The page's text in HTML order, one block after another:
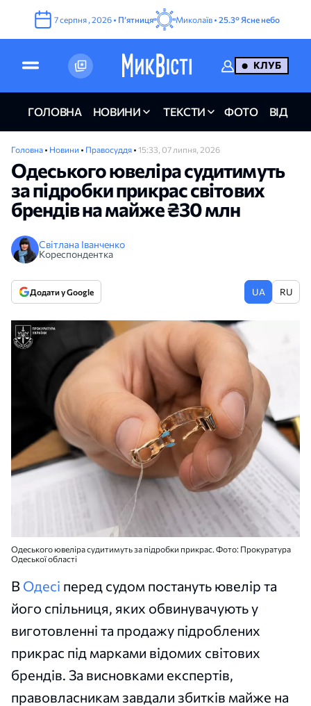
7серпня , 2026 • Пʼятниця Миколаїв • 25.3° Ясне небо
КЛУБ
ГОЛОВНА НОВИНИ ТЕКСТИ ФОТО ВІДЕО
Головна • Новини • Правосуддя • 15:33, 07 липня, 2026
Одеського ювеліра судитимуть
за підробки прикрас світових
брендів на майже ₴30 млн
Світлана Іванченко
Кореспондентка
Додати у Google UA RU
Одеського ювеліра судитимуть за підробки прикрас. Фото: Прокуратура
Одеської області
В Одесі перед судом постануть ювелір та
його спільниця, яких обвинувачують у
виготовленні та продажу підроблених
прикрас під марками відомих світових
брендів. За висновками експертів,
правовласникам завдали збитків майже на